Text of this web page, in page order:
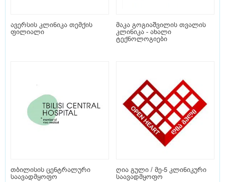
ავერსის კლინიკა თემქის
ფილიალი
მაკა გოგიაშვილის თვალის
კლინიკა - ახალი
ტექნოლოგიები
თბილისის ცენტრალური
საავადმყოფო
ღია გული / მე-5 კლინიკური
საავადმყოფო